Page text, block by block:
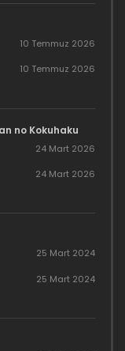
10 Temmuz 2026
10 Temmuz 2026
no Kokuhaku
24 Mart 2026
24 Mart 2026
25 Mart 2024
25 Mart 2024